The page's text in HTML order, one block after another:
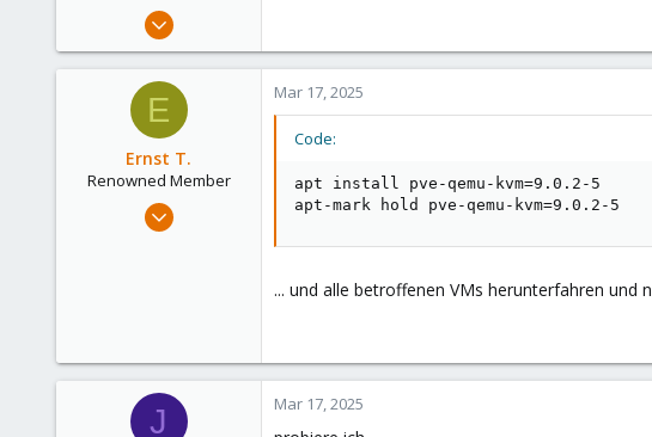
Nov 17, 2024
0
E
Ernst T.
Renowned Member
Feb 4, 2019
Mar 17, 2025
Code:
apt install pve-qemu-kvm=9.0.2-5
apt-mark hold pve-qemu-kvm=9.0.2-5
... und alle betroffenen VMs herunterfahren und
J Mar 17, 2025